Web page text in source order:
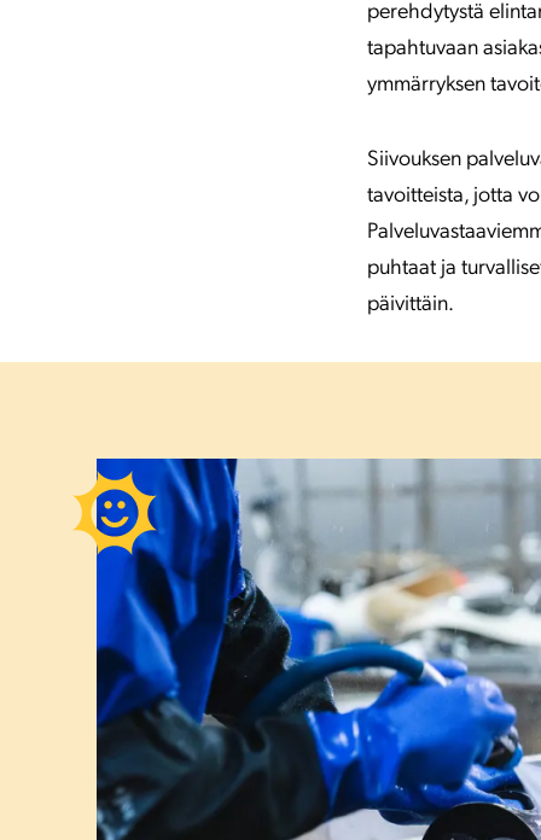
perehdytystä
tapahtuvaan
ymmärryksen
Siivouksen
tavoitteista, jotta
puhtaat ja
päivittäin.